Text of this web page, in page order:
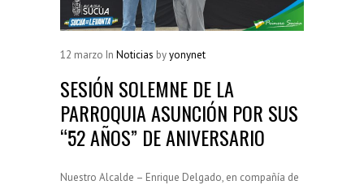
Sin categoría(2)
12 marzo In Noticias byyonynet
SESIÓN SOLEMNE DE LA
PARROQUIA ASUNCIÓN POR SUS
“52 AÑOS” DE ANIVERSARIO
Nuestro Alcalde – Enrique Delgado, en compañía de